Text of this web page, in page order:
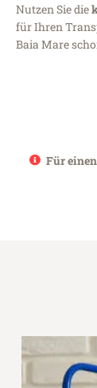
Nutzen Sie die
für Ihren
Baia Mare
Für